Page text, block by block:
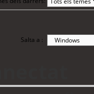
Salta a :